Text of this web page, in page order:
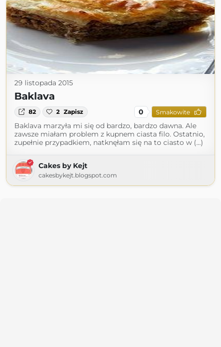
29 listopada 2015
Baklava
82 2 Zapisz 0 Smakowite
Baklava marzyła mi się od bardzo, bardzo dawna. Ale
zawsze miałam problem z kupnem ciasta filo. Ostatnio,
zupełnie przypadkiem, natknęłam się na to ciasto w (...)
Cakes by Kejt
cakesbykejt.blogspot.com